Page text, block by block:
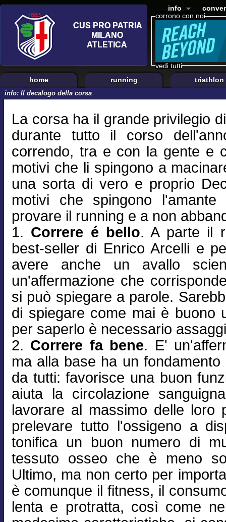
corrono con noi
vedi tutti
info
home running triathlon
info: Il decalogo della corsa
La corsa ha il grande privilegio
durante tutto il corso
correndo, tra e con la gente e
motivi che li spingono a
una sorta di vero e proprio
motivi che spingono
provare il running e a non
1. Correre é bello. A parte il
best-seller di Enrico Arcelli e
avere anche un avallo
un'affermazione che
si può spiegare a parole.
di spiegare come mai è buono
per saperlo è necessario
2. Correre fa bene. E'
ma alla base ha un
da tutti: favorisce una buon
aiuta la circolazione
lavorare al massimo delle loro
prelevare tutto l'ossigeno a
tonifica un buon numero di
tessuto osseo che è meno
Ultimo, ma non certo per
è comunque il fitness, il
lenta e protratta, così come